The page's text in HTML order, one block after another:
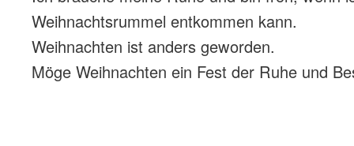
Weihnachtsrummel entkommen kann.
Weihnachten ist anders geworden.
Möge Weihnachten ein Fest der Ruhe und